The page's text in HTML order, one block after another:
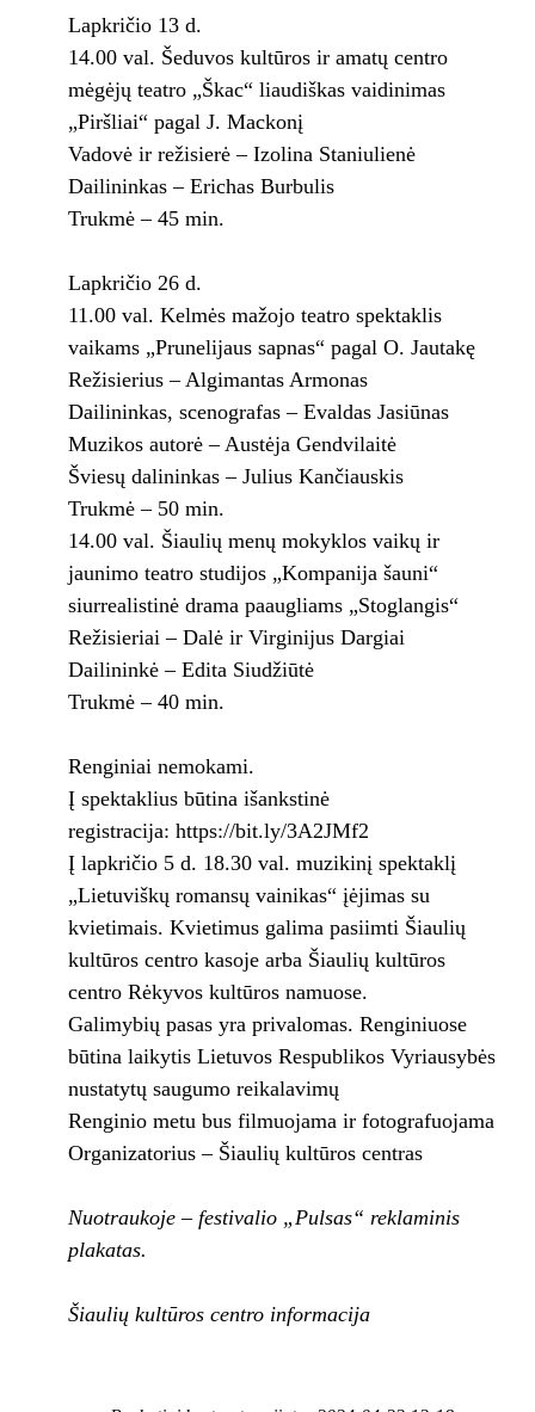
Lapkričio 13 d.
14.00 val. Šeduvos kultūros ir amatų centro
mėgėjų teatro „Škac“ liaudiškas vaidinimas
„Piršliai“ pagal J. Mackonį
Vadovė ir režisierė – Izolina Staniulienė
Dailininkas – Erichas Burbulis
Trukmė – 45 min.
Lapkričio 26 d.
11.00 val. Kelmės mažojo teatro spektaklis
vaikams „Prunelijaus sapnas“ pagal O. Jautakę
Režisierius – Algimantas Armonas
Dailininkas, scenografas – Evaldas Jasiūnas
Muzikos autorė – Austėja Gendvilaitė
Šviesų dalininkas – Julius Kančiauskis
Trukmė – 50 min.
14.00 val. Šiaulių menų mokyklos vaikų ir
jaunimo teatro studijos „Kompanija šauni“
siurrealistinė drama paaugliams „Stoglangis“
Režisieriai – Dalė ir Virginijus Dargiai
Dailininkė – Edita Siudžiūtė
Trukmė – 40 min.
Renginiai nemokami.
Į spektaklius būtina išankstinė
registracija: https://bit.ly/3A2JMf2
Į lapkričio 5 d. 18.30 val. muzikinį spektaklį
„Lietuviškų romansų vainikas“ įėjimas su
kvietimais. Kvietimus galima pasiimti Šiaulių
kultūros centro kasoje arba Šiaulių kultūros
centro Rėkyvos kultūros namuose.
Galimybių pasas yra privalomas. Renginiuose
būtina laikytis Lietuvos Respublikos Vyriausybės
nustatytų saugumo reikalavimų
Renginio metu bus filmuojama ir fotografuojama
Organizatorius – Šiaulių kultūros centras
Nuotraukoje – festivalio „Pulsas“ reklaminis
plakatas.
Šiaulių kultūros centro informacija